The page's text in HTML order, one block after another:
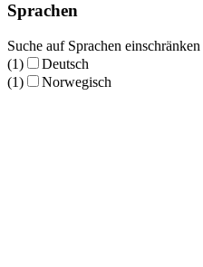
Sprachen
Suche auf Sprachen einschränken
(1)
Deutsch
(1)
Norwegisch